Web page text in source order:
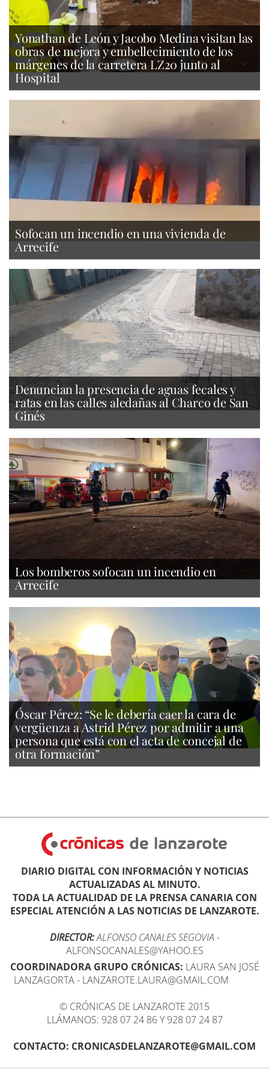
Yonathan de León y Jacobo Medina visitan las
obras de mejora y embellecimiento de los
márgenes de la carretera LZ20 junto al
Hospital
Sofocan un incendio en una vivienda de
Arrecife
Denuncian la presencia de aguas fecales y
ratas en las calles aledañas al Charco de San
Ginés
Los bomberos sofocan un incendio en
Arrecife
Óscar Pérez: “Se le debería caer la cara de
vergüenza a Astrid Pérez por admitir a una
persona que está con el acta de concejal de
otra formación”
DIARIO DIGITAL CON INFORMACIÓN Y NOTICIAS
ACTUALIZADAS AL MINUTO.
TODA LA ACTUALIDAD DE LA PRENSA CANARIA CON
ESPECIAL ATENCIÓN A LAS NOTICIAS DE LANZAROTE.
DIRECTOR:ALFONSO CANALES SEGOVIA -
ALFONSOCANALES@YAHOO.ES
COORDINADORA GRUPO CRÓNICAS: LAURA SAN JOSÉ
LANZAGORTA - LANZAROTE.LAURA@GMAIL.COM
© CRÓNICAS DE LANZAROTE 2015
LLÁMANOS: 928 07 24 86 Y 928 07 24 87
CONTACTO: CRONICASDELANZAROTE@GMAIL.COM